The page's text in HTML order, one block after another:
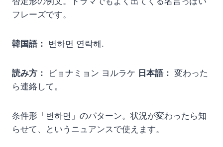
フレーズです。
韓国語： 변하면 연락해.
読み方： ビョナミョン ヨルラケ 日本語： 変わった
ら連絡して。
条件形「변하면」のパターン。状況が変わったら知
らせて、というニュアンスで使えます。